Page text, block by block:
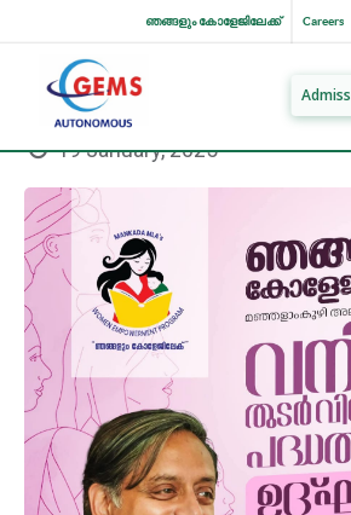
Careers
ഞങ്ങളും കോളേജിലേക്ക്
19 January, 2025